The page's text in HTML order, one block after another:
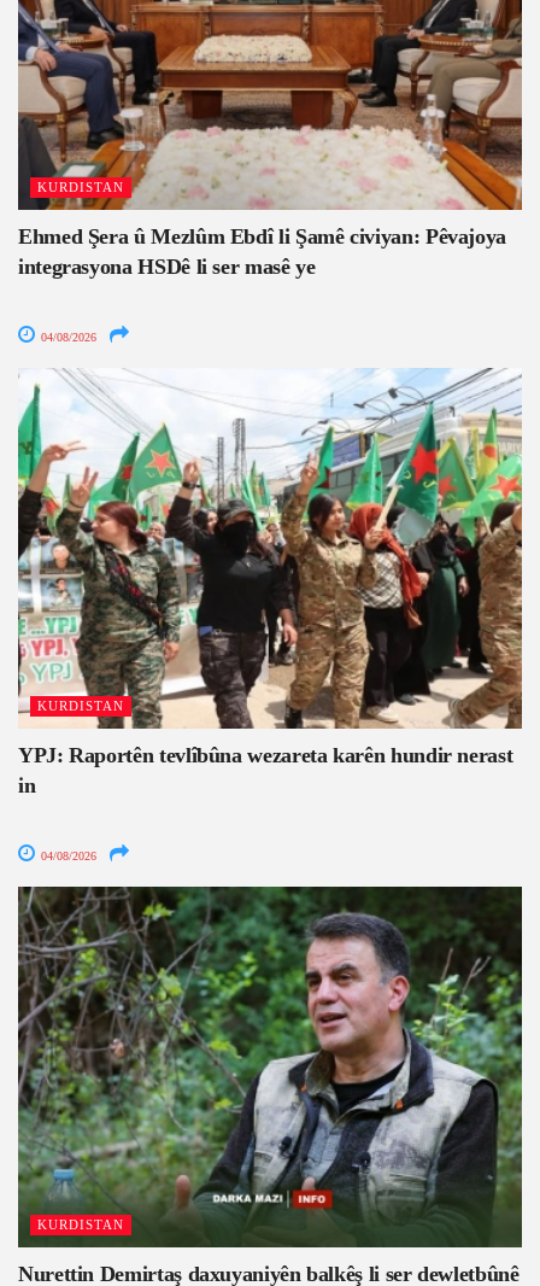
KURDISTAN
Ehmed Şera û Mezlûm Ebdî li Şamê civiyan: Pêvajoya
integrasyona HSDê li ser masê ye
04/08/2026
KURDISTAN
YPJ: Raportên tevlîbûna wezareta karên hundir nerast
in
04/08/2026
KURDISTAN
Nurettin Demirtaş daxuyaniyên balkêş li ser dewletbûnê